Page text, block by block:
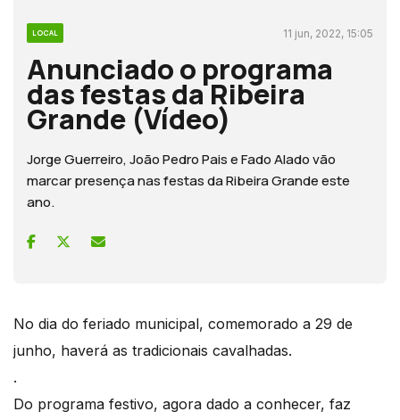
LOCAL 11 jun, 2022, 15:05
Anunciado o programa
das festas da Ribeira
Grande (Vídeo)
Jorge Guerreiro, João Pedro Pais e Fado Alado vão
marcar presença nas festas da Ribeira Grande este
ano.
No dia do feriado municipal, comemorado a 29 de
junho, haverá as tradicionais cavalhadas.
.
Do programa festivo, agora dado a conhecer, faz